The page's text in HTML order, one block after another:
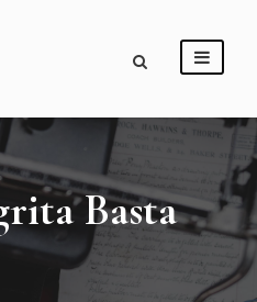
Basta